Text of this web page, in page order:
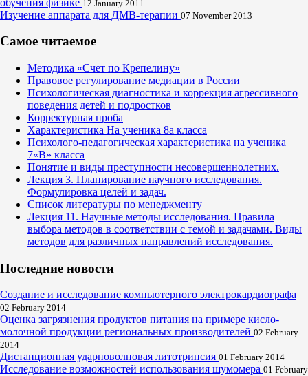
12 January 2011
Изучение аппарата для ДМВ-терапии 07 November 2013
Самое читаемое
Методика «Счет по Крепелину»
Правовое регулирование медиации в России
Психологическая диагностика и коррекция агрессивного
поведения детей и подростков
Корректурная проба
Характеристика На ученика 8а класса
Психолого-педагогическая характеристика на ученика
7«В» класса
Понятие и виды преступности несовершеннолетних.
Лекция 3. Планирование научного исследования.
Формулировка целей и задач.
Список литературы по менеджменту
Лекция 11. Научные методы исследования. Правила
выбора методов в соответствии с темой и задачами. Виды
методов для различных направлений исследования.
Последние новости
Создание и исследование компьютерного электрокардиографа
02 February 2014
Оценка загрязнения продуктов питания на примере кисло-
молочной продукции региональных производителей 02 February
2014
Дистанционная ударноволновая литотрипсия 01 February 2014
Исследование возможностей использования шумомера 01 February